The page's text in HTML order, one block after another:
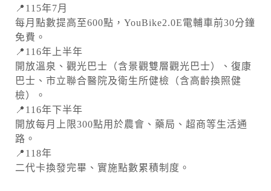
📍115年7月
每月點數提高至600點，YouBike2.0E電輔車前30分鐘
免費。
📍116年上半年
開放溫泉、觀光巴士（含景觀雙層觀光巴士）、復康
巴士、市立聯合醫院及衛生所健檢（含高齡換照健
檢）。
📍116年下半年
開放每月上限300點用於農會、藥局、超商等生活通
路。
📍118年
二代卡換發完畢、實施點數累積制度。